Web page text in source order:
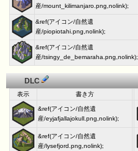
産/mount_kilimanjaro.png,nolink);
&ref(アイコン/自然遺
産/piopiotahi.png,nolink);
&ref(アイコン/自然遺
産/tsingy_de_bemaraha.png,nolink);
DLC
表示 書き方
&ref(アイコン/自然遺
産/eyjafjallajokull.png,nolink);
&ref(アイコン/自然遺
産/lysefjord.png,nolink);